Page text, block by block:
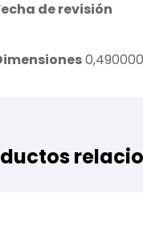
de revisión